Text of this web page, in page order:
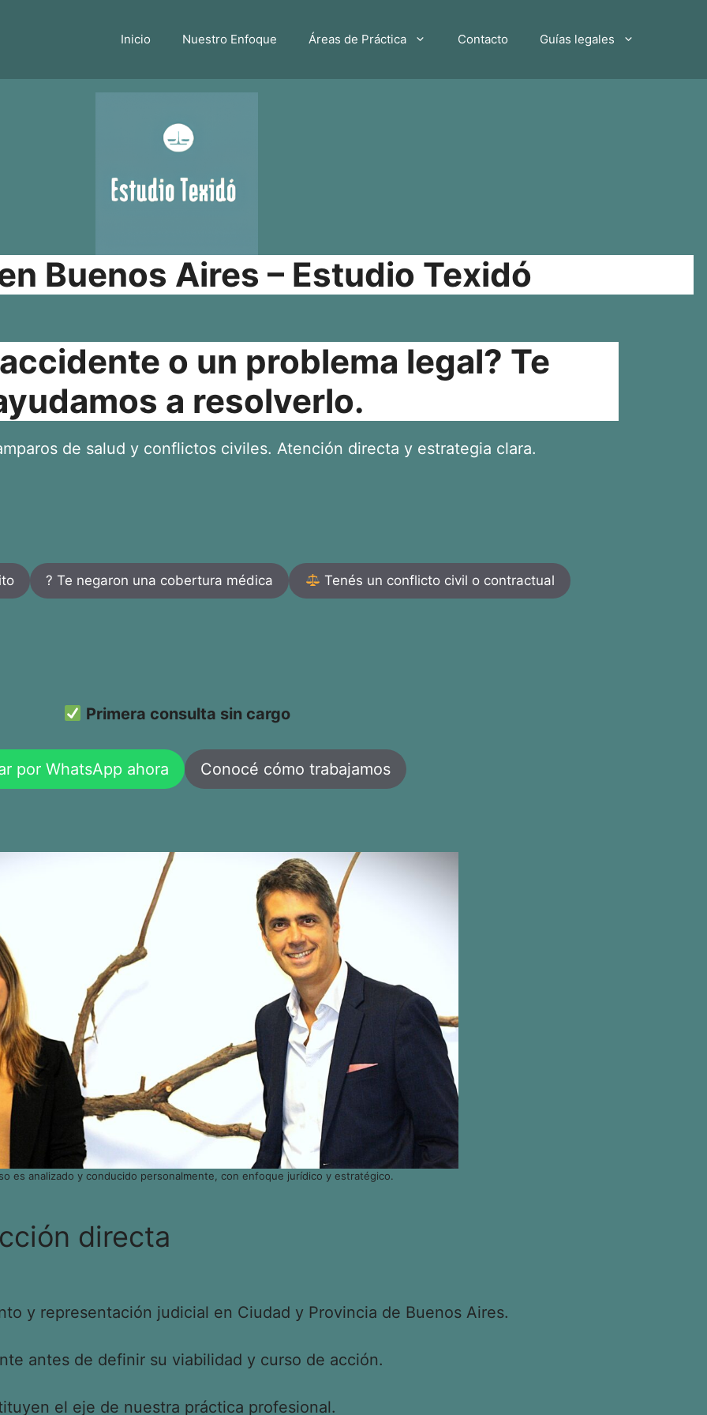
Inicio Nuestro Enfoque Áreas de Práctica Contacto Guías legales
Buenos Aires – Estudio Texidó
o un problema legal? Te
a resolverlo.
de salud y conflictos civiles. Atención directa y estrategia clara.
? Te negaron una cobertura médica Tenés un conflicto civil o contractual
Primera consulta sin cargo
por WhatsApp ahora Conocé cómo trabajamos
es analizado y conducido personalmente, con enfoque jurídico y estratégico.
directa
y representación judicial en Ciudad y Provincia de Buenos Aires.
antes de definir su viabilidad y curso de acción.
el eje de nuestra práctica profesional.